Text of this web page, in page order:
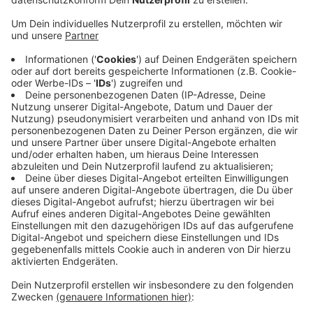
Anzeige
Es muss nach Angaben der Stadt dringend saniert
werden. Letzter Badetag ist der kommende Sonntag.
Sowohl innen als auch an der Außenfassade wird in der
Zeit gearbeitet. Die Stadt sagt: Das Hallenbad wird
sich Anfang 2023 in einem ganz neuen Gewand
präsentieren. Zuletzt kam es aufgrund der Corona-
Pandemie in der Baubranche immer wieder zu
Lieferengpässen. Die Stadt Wetter ist aber
zuversichtlich, dass die Sanierung reibungslos über die
Bühne geht.
Anzeige